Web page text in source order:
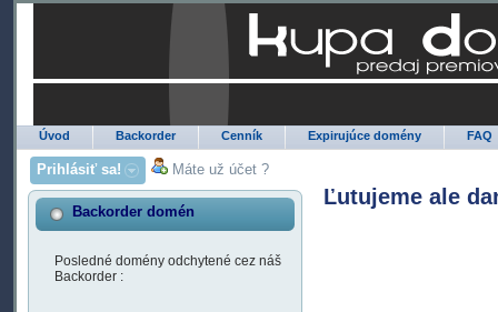
Úvod Backorder Cenník Expirujúce domény FAQ
Prihlásiť sa! Máte už účet ?
Backorder domén
Posledné domény odchytené cez náš
Backorder :
Ľutujeme ale